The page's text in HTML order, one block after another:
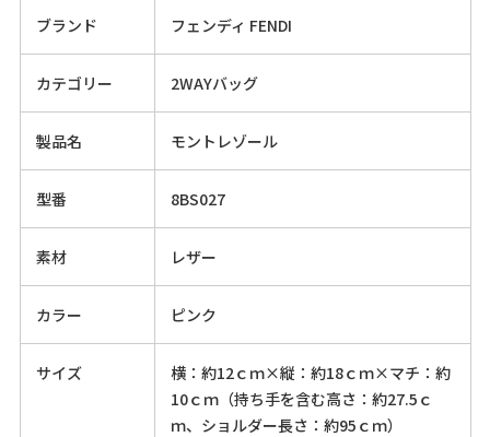
ブランド フェンディ FENDI
カテゴリー 2WAYバッグ
製品名 モントレゾール
型番 8BS027
素材 レザー
カラー ピンク
サイズ
横：約12ｃｍ×縦：約18ｃｍ×マチ：約
10ｃｍ（持ち手を含む高さ：約27.5ｃ
ｍ、ショルダー長さ：約95ｃｍ）